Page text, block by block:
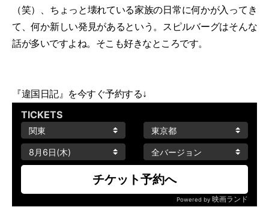
（笑）、ちょっと壊れている家族の日常に何かが入ってき
て、何か新しい発見があるという。スピルバーグはそんな
話が多いですよね。そこも好きなところです。
『違国日記』を今すぐ予約する↓